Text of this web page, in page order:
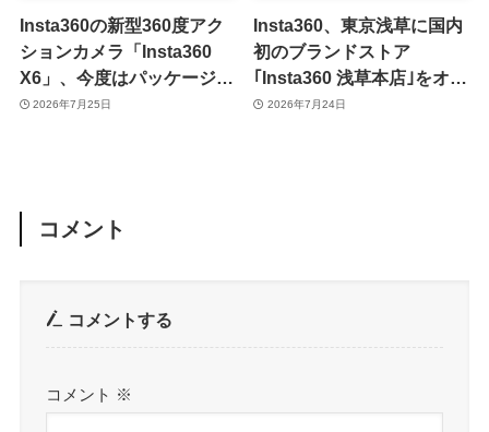
Insta360の新型360度アク
ションカメラ「Insta360
X6」、今度はパッケージ写
真が流出
2026年7月25日
Insta360、東京浅草に国内
初のブランドストア
｢Insta360 浅草本店｣をオー
プンへ ｰ オープン当日には
2026年7月24日
コメント
コメントする
コメント ※